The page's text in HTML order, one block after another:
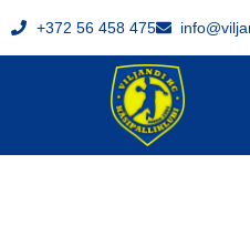
+372 56 458 475